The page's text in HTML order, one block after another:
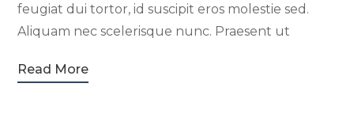
feugiat dui tortor, id suscipit eros molestie sed.
Aliquam nec scelerisque nunc. Praesent ut
Read More